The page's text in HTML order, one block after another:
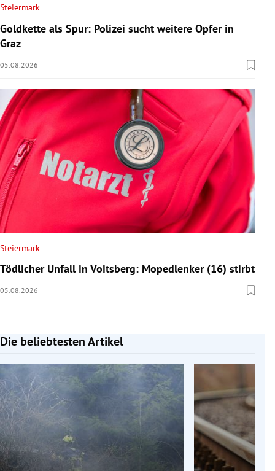
Steiermark
Goldkette als Spur: Polizei sucht weitere Opfer in
Graz
05.08.2026
Steiermark
Tödlicher Unfall in Voitsberg: Mopedlenker (16) stirbt
05.08.2026
Die beliebtesten Artikel
Slide 1 von 7